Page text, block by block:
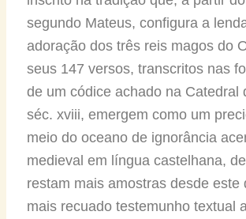
segundo Mateus, configura a
adoração dos três reis magos do
seus 147 versos, transcritos nas
de um códice achado na Catedral
séc. xviii, emergem como um
meio do oceano de ignorância
medieval em língua castelhana,
restam mais amostras desde este
mais recuado testemunho textual